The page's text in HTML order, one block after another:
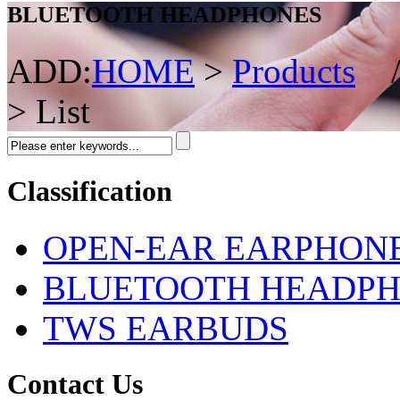
BLUETOOTH HEADPHONES
ADD:HOME>Products
> List
Classification
OPEN-EAR
BLUETOOTH
TWS EARBUDS
Contact Us